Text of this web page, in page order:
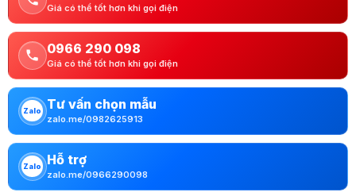
Giá có thể tốt hơn khi gọi điện
0966 290 098
Giá có thể tốt hơn khi gọi điện
Zalo Tư vấn chọn mẫu
zalo.me/0982625913
Zalo Hỗ trợ
zalo.me/0966290098